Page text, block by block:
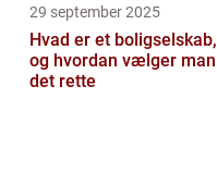
29 september 2025
Hvad er et boligselskab,
og hvordan vælger man
det rette